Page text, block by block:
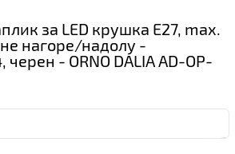
за LED крушка E27, max.
нагоре/надолу -
черен - ORNO DALIA AD-OP-